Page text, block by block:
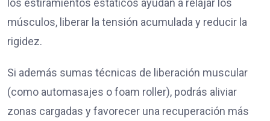
los estiramientos estáticos ayudan a relajar los
músculos, liberar la tensión acumulada y reducir la
rigidez.
Si además sumas técnicas de liberación muscular
(como automasajes o foam roller), podrás aliviar
zonas cargadas y favorecer una recuperación más